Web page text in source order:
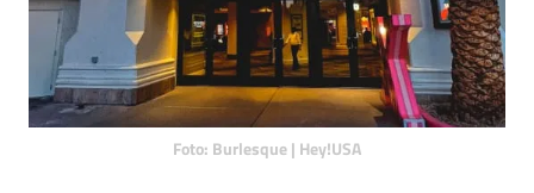
Foto: Burlesque | Hey!USA